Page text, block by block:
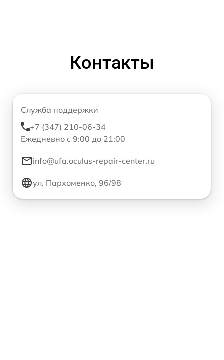
Контакты
Служба поддержки
+7 (347) 210-06-34
Ежедневно с 9:00 до 21:00
info@ufa.oculus-repair-center.ru
ул. Пархоменко, 96/98